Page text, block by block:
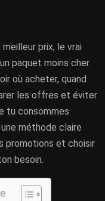
prix, le vrai
paquet moins cher.
où acheter, quand
les offres et éviter
tu consommes
méthode claire
promotions et choisir
besoin.